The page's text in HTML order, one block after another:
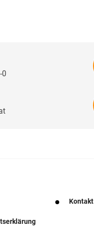
erhalten
Kontakt